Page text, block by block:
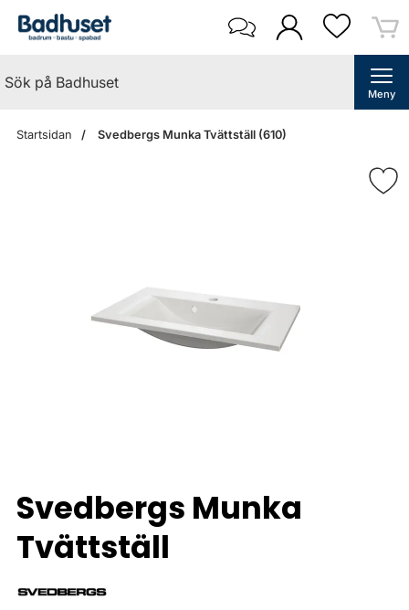
Meny
Startsidan Svedbergs Munka Tvättställ (610)
Svedbergs Munka
Tvättställ